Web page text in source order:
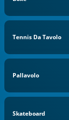
Tennis Da Tavolo
Pallavolo
Skateboard